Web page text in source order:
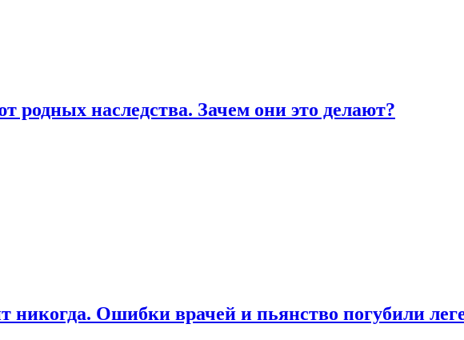
родных наследства. Зачем они это делают?
никогда. Ошибки врачей и пьянство погубили